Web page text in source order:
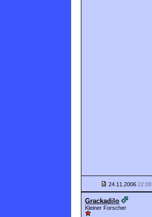
24.11.200622:08
Grackadilo
Kleiner Forscher